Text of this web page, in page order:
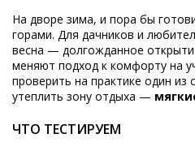
На дворе зима, и пора бы
горами. Для дачников и
весна — долгожданное
меняют подход к комфорту на
проверить на практике один из
утеплить зону отдыха —
ЧТО ТЕСТИРУЕМ